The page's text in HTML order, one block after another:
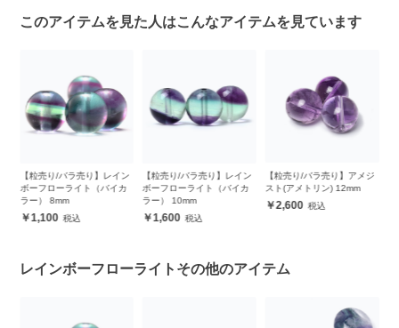
このアイテムを見た人はこんなアイテムを見ています
【粒売り/バラ売り】レイン
ボーフローライト（バイカ
ラー） 10mm
1,600
【粒売り/バラ売り】アメジ
スト(アメトリン) 12mm
2,600
レインボーフローライト
8mm シンプルブレスレット
5,500
レインボーフローライトその他のアイテム